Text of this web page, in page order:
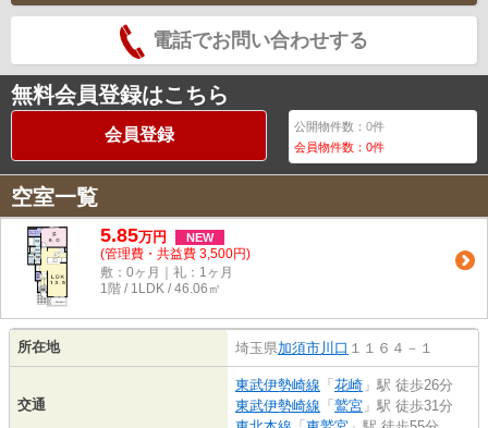
電話でお問い合わせする
無料会員登録はこちら
会員登録 公開物件数：0件
会員物件数：0件
空室一覧
5.85万円 NEW
(管理費・共益費 3,500円)
敷：0ヶ月｜礼：1ヶ月
1階 / 1LDK / 46.06㎡
所在地 埼玉県加須市川口 １１６４－１
交通
東武伊勢崎線 「 花崎 」駅 徒歩26分
東武伊勢崎線 「 鷲宮 」駅 徒歩31分